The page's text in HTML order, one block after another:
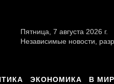
Пятница, 7 августа 2026 г.
Независимые новости,
ЭКОНОМИКА В